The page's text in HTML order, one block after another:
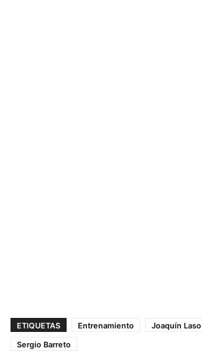
ETIQUETAS Entrenamiento Joaquín Laso
Sergio Barreto